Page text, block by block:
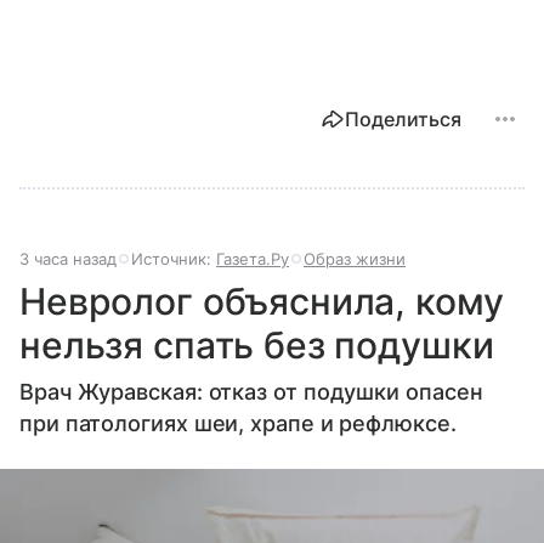
Поделиться
3 часа назад Источник: Газета.Ру Образ жизни
Невролог объяснила, кому
нельзя спать без подушки
Врач Журавская: отказ от подушки опасен
при патологиях шеи, храпе и рефлюксе.